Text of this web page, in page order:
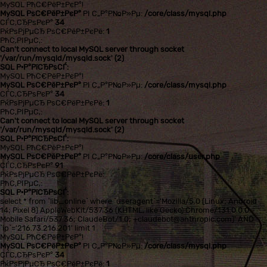
MySQL РћС€РёР±РєР°!
MySQL РѕС€РёР±РєР° РІ С„Р°Р№Р»Рµ: /core/class/mysql.php
СЃС‚СЂРѕРєР° 34
РќРѕРјРµСЂ РѕС€РёР±РєРё: 1
РћС‚РІРµС‚:
Can't connect to local MySQL server through socket
'/var/run/mysqld/mysqld.sock' (2)
SQL Р·Р°РїСЂРѕСЃ:
MySQL РћС€РёР±РєР°!
MySQL РѕС€РёР±РєР° РІ С„Р°Р№Р»Рµ: /core/class/mysql.php
СЃС‚СЂРѕРєР° 34
РќРѕРјРµСЂ РѕС€РёР±РєРё: 1
РћС‚РІРµС‚:
Can't connect to local MySQL server through socket
'/var/run/mysqld/mysqld.sock' (2)
SQL Р·Р°РїСЂРѕСЃ:
MySQL РћС€РёР±РєР°!
MySQL РѕС€РёР±РєР° РІ С„Р°Р№Р»Рµ: /core/class/user.php
СЃС‚СЂРѕРєР° 91
РќРѕРјРµСЂ РѕС€РёР±РєРё:
РћС‚РІРµС‚:
SQL Р·Р°РїСЂРѕСЃ:
select * from `lib_online` where `useragent`='Mozilla/5.0 (Linux; Android
14; Pixel 8) AppleWebKit/537.36 (KHTML, like Gecko) Chrome/131.0.0.0
Mobile Safari/537.36; ClaudeBot/1.0; +claudebot@anthropic.com)' AND
`ip`='216.73.216.201' limit 1
MySQL РћС€РёР±РєР°!
MySQL РѕС€РёР±РєР° РІ С„Р°Р№Р»Рµ:/core/class/mysql.php
СЃС‚СЂРѕРєР°34
РќРѕРјРµСЂ РѕС€РёР±РєРё: 1